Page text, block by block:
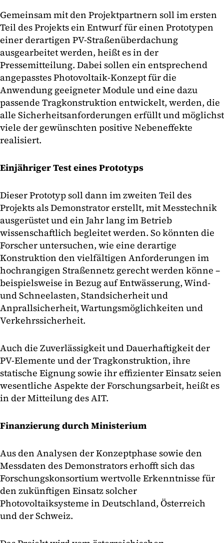
Gemeinsam mit den Projektpartnern soll im ersten
Teil des Projekts ein Entwurf für einen Prototypen
einer derartigen PV-Straßenüberdachung
ausgearbeitet werden, heißt es in der
Pressemitteilung. Dabei sollen ein entsprechend
angepasstes Photovoltaik-Konzept für die
Anwendung geeigneter Module und eine dazu
passende Tragkonstruktion entwickelt, werden, die
alle Sicherheitsanforderungen erfüllt und möglichst
viele der gewünschten positive Nebeneffekte
realisiert.
Einjähriger Test eines Prototyps
Dieser Prototyp soll dann im zweiten Teil des
Projekts als Demonstrator erstellt, mit Messtechnik
ausgerüstet und ein Jahr lang im Betrieb
wissenschaftlich begleitet werden. So könnten die
Forscher untersuchen, wie eine derartige
Konstruktion den vielfältigen Anforderungen im
hochrangigen Straßennetz gerecht werden könne –
beispielsweise in Bezug auf Entwässerung, Wind-
und Schneelasten, Standsicherheit und
Anprallsicherheit, Wartungsmöglichkeiten und
Verkehrssicherheit.
Auch die Zuverlässigkeit und Dauerhaftigkeit der
PV-Elemente und der Tragkonstruktion, ihre
statische Eignung sowie ihr effizienter Einsatz seien
wesentliche Aspekte der Forschungsarbeit, heißt es
in der Mitteilung des AIT.
Finanzierung durch Ministerium
Aus den Analysen der Konzeptphase sowie den
Messdaten des Demonstrators erhofft sich das
Forschungskonsortium wertvolle Erkenntnisse für
den zukünftigen Einsatz solcher
Photovoltaiksysteme in Deutschland, Österreich
und der Schweiz.